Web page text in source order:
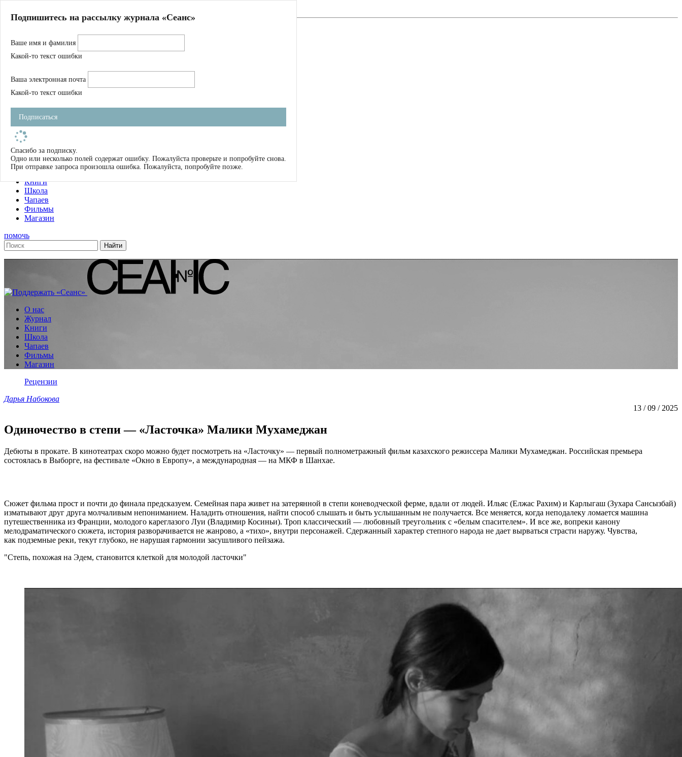
Магазин
Журнал
Школа
Устав
Фильмы
Имена
Тэги
О нас
Журнал
Книги
Школа
Чапаев
Фильмы
Магазин
помочь
О нас
Журнал
Книги
Школа
Чапаев
Фильмы
Магазин
Рецензии
Дарья Набокова
13 / 09 / 2025
Одиночество в степи — «Ласточка» Малики Мухамеджан
Дебюты в прокате. В кинотеатрах скоро можно будет посмотреть на «Ласточку» — первый полнометражный фильм казахского режиссера Малики Мухамеджан. Российская премьера
состоялась в Выборге, на фестивале «Окно в Европу», а международная — на МКФ в Шанхае.
Сюжет фильма прост и почти до финала предсказуем. Семейная пара живет на затерянной в степи коневодческой ферме, вдали от людей. Ильяс (Елжас Рахим) и Карлыгаш (Зухара Сансызбай)
изматывают друг друга молчаливым непониманием. Наладить отношения, найти способ слышать и быть услышанным не получается. Все меняется, когда неподалеку ломается машина
путешественника из Франции, молодого кареглазого Луи (Владимир Косиньи). Троп классический — любовный треугольник с «белым спасителем». И все же, вопреки канону
мелодраматического сюжета, история разворачивается не жанрово, а «тихо», внутри персонажей. Сдержанный характер степного народа не дает вырваться страсти наружу. Чувства,
как подземные реки, текут глубоко, не нарушая гармонии засушливого пейзажа.
Степь, похожая на Эдем, становится клеткой для молодой ласточки
Подпишитесь на рассылку журнала «Сеанс»
Ваше имя и фамилия
Какой-то текст ошибки
Ваша электронная почта
Какой-то текст ошибки
Подписаться
Спасибо за подписку.
Одно или несколько полей содержат ошибку. Пожалуйста проверьте и попробуйте снова.
При отправке запроса произошла ошибка. Пожалуйста, попробуйте позже.